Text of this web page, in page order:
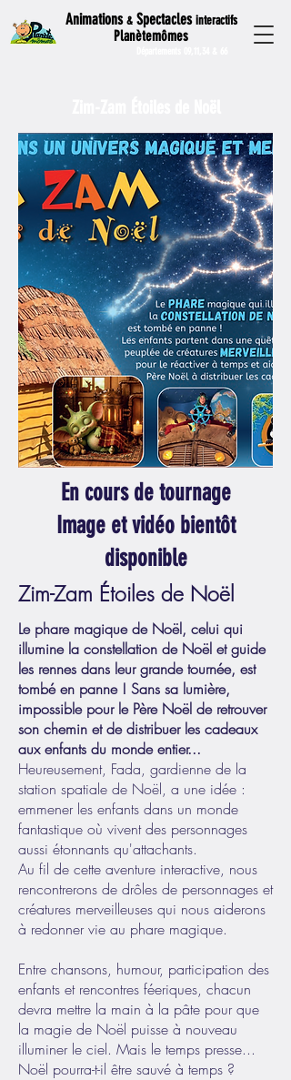
Animations &Spectaclesinteractifs
Planètemômes
En cours de tournage
Image et vidéo bientôt
disponible
Zim-Zam Étoiles de Noël
Le phare magique de Noël, celui qui
illumine la constellation de Noël et guide
les rennes dans leur grande tournée, est
tombé en panne ! Sans sa lumière,
impossible pour le Père Noël de retrouver
son chemin et de distribuer les cadeaux
aux enfants du monde entier...
Heureusement, Fada, gardienne de la
station spatiale de Noël, a une idée :
emmener les enfants dans un monde
fantastique où vivent des personnages
aussi étonnants qu'attachants.
Au fil de cette aventure interactive, nous
rencontrerons de drôles de personnages et
créatures merveilleuses qui nous aiderons
à redonner vie au phare magique.
Entre chansons, humour, participation des
enfants et rencontres féeriques, chacun
devra mettre la main à la pâte pour que
la magie de Noël puisse à nouveau
illuminer le ciel. Mais le temps presse...
Noël pourra-t-il être sauvé à temps ?